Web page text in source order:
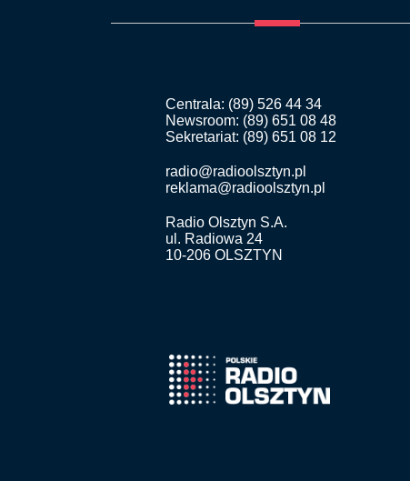
Centrala: (89) 526 44 34
Newsroom: (89) 651 08 48
Sekretariat: (89) 651 08 12
radio@radioolsztyn.pl
reklama@radioolsztyn.pl
Radio Olsztyn S.A.
ul. Radiowa 24
10-206 OLSZTYN